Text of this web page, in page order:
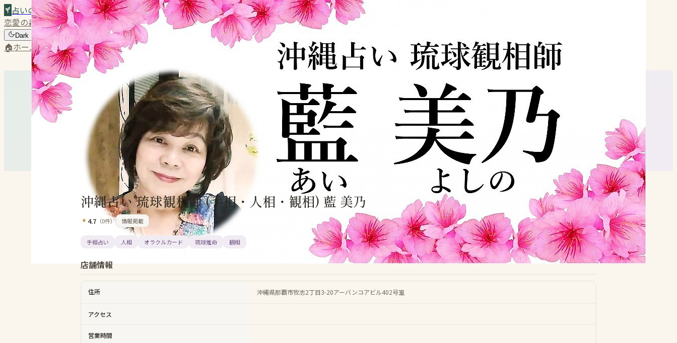
占いの森
恋愛の森占い師を探す店舗を探す AI占いコラム
Dark
🏠ホーム💕恋愛の森🔮占い師🏪店舗✨ AI占い
占いの森 店舗を探す
沖縄占い 琉球観相師 (手相・人相・観相) 藍 美乃
4.7 （0件） 情報掲載
手相占い 人相 オラクルカード 琉球推命 観相
店舗情報
住所 沖縄県那覇市牧志2丁目3-20アーバンコアビル402号室
アクセス
営業時間